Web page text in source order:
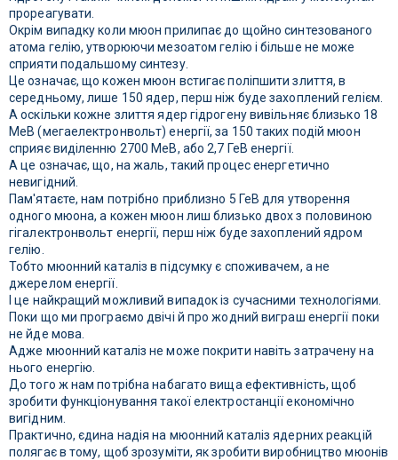
прореагувати.
Окрім випадку коли мюон прилипає до щойно синтезованого
атома гелію, утворюючи мезоатом гелію і більше не може
сприяти подальшому синтезу.
Це означає, що кожен мюон встигає поліпшити злиття, в
середньому, лише 150 ядер, перш ніж буде захоплений гелієм.
А оскільки кожне злиття ядер гідрогену вивільняє близько 18
МеВ (мегаелектронвольт) енергії, за 150 таких подій мюон
сприяє виділенню 2700 МеВ, або 2,7 ГеВ енергії.
А це означає, що, на жаль, такий процес енергетично
невигідний.
Пам'ятаєте, нам потрібно приблизно 5 ГеВ для утворення
одного мюона, а кожен мюон лиш близько двох з половиною
гігалектронвольт енергії, перш ніж буде захоплений ядром
гелію.
Тобто мюонний каталіз в підсумку є споживачем, а не
джерелом енергії.
І це найкращий можливий випадок із сучасними технологіями.
Поки що ми програємо двічі й про жодний виграш енергії поки
не йде мова.
Адже мюонний каталіз не може покрити навіть затрачену на
нього енергію.
До того ж нам потрібна набагато вища ефективність, щоб
зробити функціонування такої електростанції економічно
вигідним.
Практично, єдина надія на мюонний каталіз ядерних реакцій
полягає в тому, щоб зрозуміти, як зробити виробництво мюонів